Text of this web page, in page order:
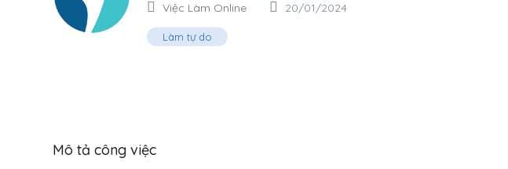
Việc Làm Online 20/01/2024
Làm tự do
Mô tả công việc